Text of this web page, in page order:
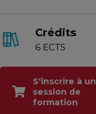
Crédits
6 ECTS
S'inscrire à
session de
formation